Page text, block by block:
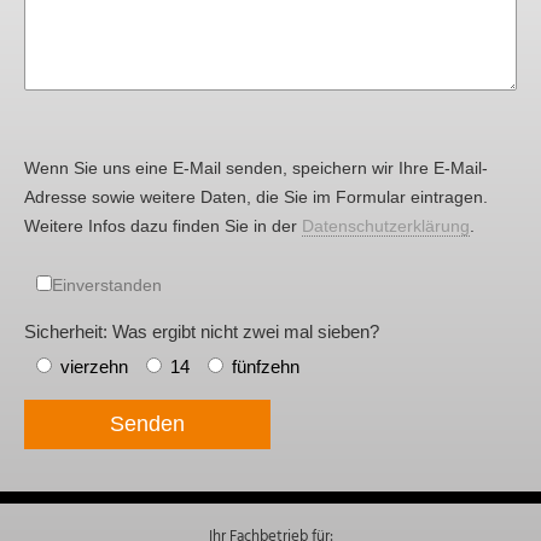
Wenn Sie uns eine E-Mail senden, speichern wir Ihre E-Mail-
Adresse sowie weitere Daten, die Sie im Formular eintragen.
Weitere Infos dazu finden Sie in der Datenschutzerklärung
Einverstanden
Sicherheit: Was ergibt nicht zwei mal sieben?
vierzehn
14 fünfzehn
Senden